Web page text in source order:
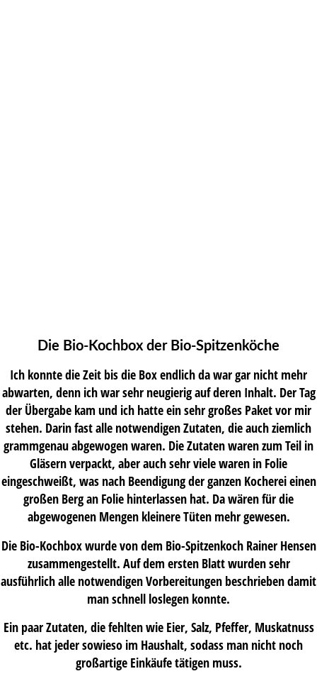
Die Bio-Kochbox der Bio-Spitzenköche
Ich konnte die Zeit bis die Box endlich da war gar nicht mehr
abwarten, denn ich war sehr neugierig auf deren Inhalt. Der Tag
der Übergabe kam und ich hatte ein sehr großes Paket vor mir
stehen. Darin fast alle notwendigen Zutaten, die auch ziemlich
grammgenau abgewogen waren. Die Zutaten waren zum Teil in
Gläsern verpackt, aber auch sehr viele waren in Folie
eingeschweißt, was nach Beendigung der ganzen Kocherei einen
großen Berg an Folie hinterlassen hat. Da wären für die
abgewogenen Mengen kleinere Tüten mehr gewesen.
Die Bio-Kochbox wurde von dem Bio-Spitzenkoch Rainer Hensen
zusammengestellt. Auf dem ersten Blatt wurden sehr
ausführlich alle notwendigen Vorbereitungen beschrieben damit
man schnell loslegen konnte.
Ein paar Zutaten, die fehlten wie Eier, Salz, Pfeffer, Muskatnuss
etc. hat jeder sowieso im Haushalt, sodass man nicht noch
großartige Einkäufe tätigen muss.